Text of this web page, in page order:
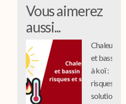
Vous aimerez
aussi...
Chaleur
et bassin
à koï :
risques et
solutions